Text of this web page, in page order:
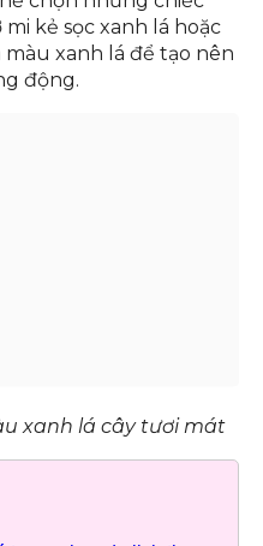
mi kẻ sọc xanh lá hoặc
xanh lá để tạo nên
động.
xanh lá cây tươi mát